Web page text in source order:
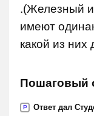
.(Железный
имеют
какой из них
Пошаговый
P Ответ дал